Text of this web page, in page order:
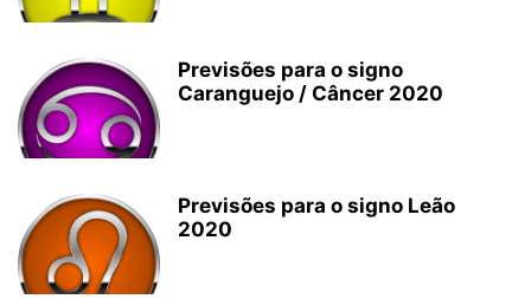
Previsões para o signo
Caranguejo / Câncer 2020
Previsões para o signo Leão
2020